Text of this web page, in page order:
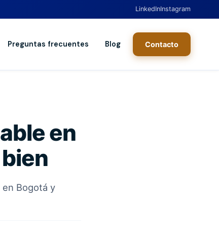
LinkedInInstagram
Preguntas frecuentes Blog Contacto
en
Bogotá y